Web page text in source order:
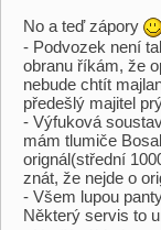
No a teď zápory
- Podvozek není
obranu říkám, že
nebude chtít
předešlý majitel
- Výfuková
mám tlumiče
orignál(střední
znát, že nejde o
- Všem lupou
Některý servis to